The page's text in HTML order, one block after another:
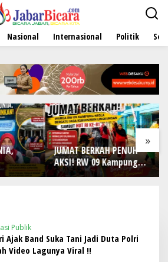
Nasional Internasional Politik
»
Balik
JUMAT BERKAH PENUH
AKSI! RW 09 Kampung
Negla Buktikan Gotong
Publik
Ajak Band Suka Tani Jadi Duta Polri
Video Lagunya Viral !!